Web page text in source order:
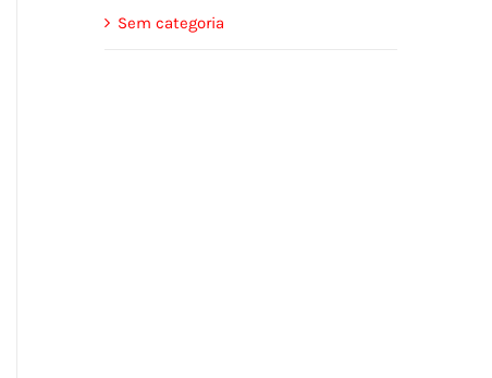
Sem categoria